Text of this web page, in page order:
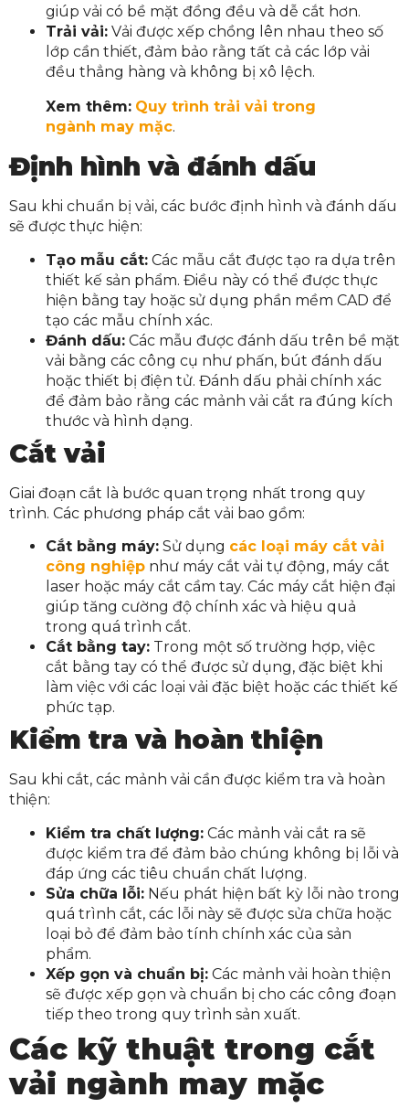
giúp vải có bề mặt đồng đều và dễ cắt hơn.
Trải vải: Vải được xếp chồng lên nhau theo số
lớp cần thiết, đảm bảo rằng tất cả các lớp vải
đều thẳng hàng và không bị xô lệch.
Xem thêm: Quy trình trải vải trong
ngành may mặc.
Định hình và đánh dấu
Sau khi chuẩn bị vải, các bước định hình và đánh dấu
sẽ được thực hiện:
Tạo mẫu cắt: Các mẫu cắt được tạo ra dựa trên
thiết kế sản phẩm. Điều này có thể được thực
hiện bằng tay hoặc sử dụng phần mềm CAD để
tạo các mẫu chính xác.
Đánh dấu: Các mẫu được đánh dấu trên bề mặt
vải bằng các công cụ như phấn, bút đánh dấu
hoặc thiết bị điện tử. Đánh dấu phải chính xác
để đảm bảo rằng các mảnh vải cắt ra đúng kích
thước và hình dạng.
Cắt vải
Giai đoạn cắt là bước quan trọng nhất trong quy
trình. Các phương pháp cắt vải bao gồm:
Cắt bằng máy: Sử dụng các loại máy cắt vải
công nghiệp như máy cắt vải tự động, máy cắt
laser hoặc máy cắt cầm tay. Các máy cắt hiện đại
giúp tăng cường độ chính xác và hiệu quả
trong quá trình cắt.
Cắt bằng tay: Trong một số trường hợp, việc
cắt bằng tay có thể được sử dụng, đặc biệt khi
làm việc với các loại vải đặc biệt hoặc các thiết kế
phức tạp.
Kiểm tra và hoàn thiện
Sau khi cắt, các mảnh vải cần được kiểm tra và hoàn
thiện:
Kiểm tra chất lượng: Các mảnh vải cắt ra sẽ
được kiểm tra để đảm bảo chúng không bị lỗi và
đáp ứng các tiêu chuẩn chất lượng.
Sửa chữa lỗi: Nếu phát hiện bất kỳ lỗi nào trong
quá trình cắt, các lỗi này sẽ được sửa chữa hoặc
loại bỏ để đảm bảo tính chính xác của sản
phẩm.
Xếp gọn và chuẩn bị: Các mảnh vải hoàn thiện
sẽ được xếp gọn và chuẩn bị cho các công đoạn
tiếp theo trong quy trình sản xuất.
Các kỹ thuật trong cắt
vải ngành may mặc